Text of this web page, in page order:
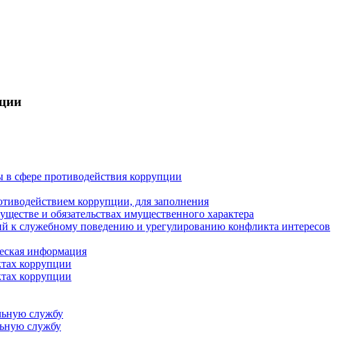
сфере противодействия коррупции
коррупции, для заполнения
и обязательствах имущественного характера
к служебному поведению и урегулированию конфликта интересов
информация
коррупции
коррупции
службу
службу